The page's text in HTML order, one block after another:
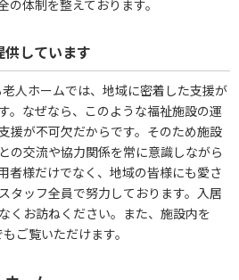
体制を整えております。
しています
人ホームでは、地域に密着した支援が
。なぜなら、このような福祉施設の運
援が不可欠だからです。そのため施設
の交流や協力関係を常に意識しながら
者様だけでなく、地域の皆様にも愛さ
タッフ全員で努力しております。入居
くお訪ねください。また、施設内を
ご覧いただけます。